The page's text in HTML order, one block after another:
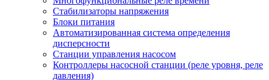
Стабилизаторы напряжения
Блоки питания
Автоматизированная система определения
дисперсности
Станции управления насосом
Контроллеры насосной станции (реле уровня, реле
давления)